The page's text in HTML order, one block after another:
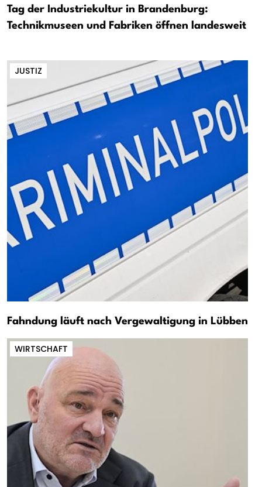
Tag der Industriekultur in Brandenburg:
Technikmuseen und Fabriken öffnen landesweit
JUSTIZ
Fahndung läuft nach Vergewaltigung in Lübben
WIRTSCHAFT